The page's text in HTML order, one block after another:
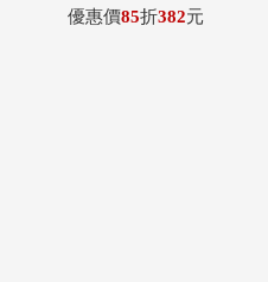
翊齊，張惠東，許玉青，王
優惠價85折382元